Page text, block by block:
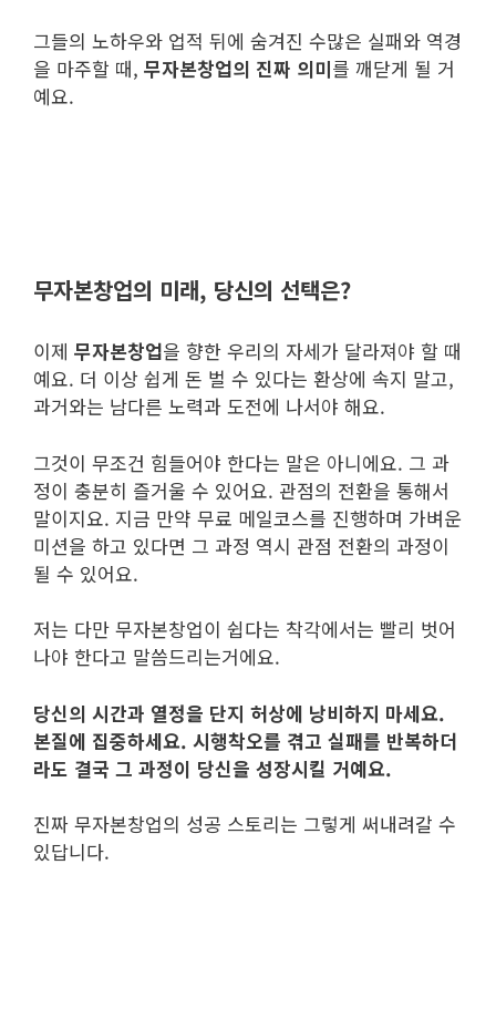
그들의 노하우와 업적 뒤에 숨겨진 수많은 실패와 역경
을 마주할 때, 무자본창업의 진짜 의미를 깨닫게 될 거
예요.
무자본창업의 미래, 당신의 선택은?
이제 무자본창업을 향한 우리의 자세가 달라져야 할 때
예요. 더 이상 쉽게 돈 벌 수 있다는 환상에 속지 말고,
과거와는 남다른 노력과 도전에 나서야 해요.
그것이 무조건 힘들어야 한다는 말은 아니에요. 그 과
정이 충분히 즐거울 수 있어요. 관점의 전환을 통해서
말이지요. 지금 만약 무료 메일코스를 진행하며 가벼운
미션을 하고 있다면 그 과정 역시 관점 전환의 과정이
될 수 있어요.
저는 다만 무자본창업이 쉽다는 착각에서는 빨리 벗어
나야 한다고 말씀드리는거에요.
당신의 시간과 열정을 단지 허상에 낭비하지 마세요.
본질에 집중하세요. 시행착오를 겪고 실패를 반복하더
라도 결국 그 과정이 당신을 성장시킬 거예요.
진짜 무자본창업의 성공 스토리는 그렇게 써내려갈 수
있답니다.